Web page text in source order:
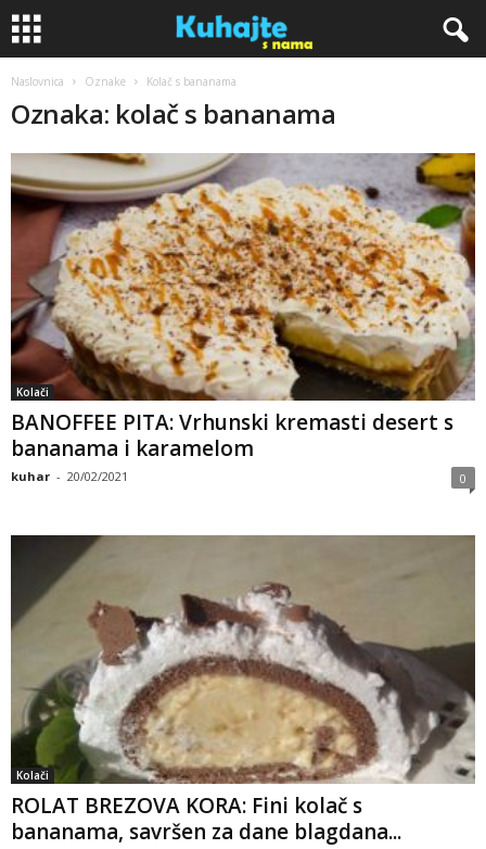
Naslovnica Oznake Kolač s bananama
Oznaka: kolač s bananama
Kolači
BANOFFEE PITA: Vrhunski kremasti desert s
bananama i karamelom
kuhar - 20/02/2021 0
Kolači
ROLAT BREZOVA KORA: Fini kolač s
bananama, savršen za dane blagdana...